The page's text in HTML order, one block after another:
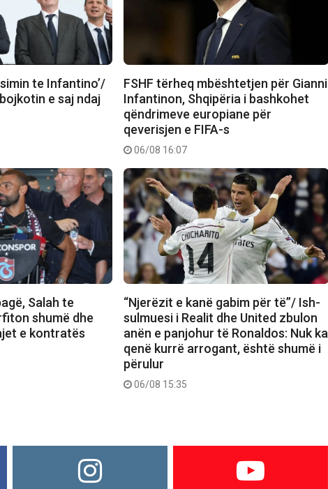
te Infantino’/
e saj ndaj
FSHF tërheq mbështetjen për Gianni
Infantinon, Shqipëria i bashkohet
qëndrimeve europiane për
qeverisjen e FIFA-s
06/08 16:07
Salah te
shumë dhe
e kontratës
“Njerëzit e kanë gabim për të”/ Ish-
sulmuesi i Realit dhe United zbulon
anën e panjohur të Ronaldos: Nuk ka
qenë kurrë arrogant, është shumë i
përulur
06/08 15:35